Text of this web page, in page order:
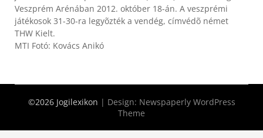
Veszprém Arénában 2012. október 18-án. A veszprémi
játékosok 31-30-ra legyõzték a vendég, címvédõ német
THW Kielt.
MTI Fotó: Kovács Anikó
©2026 Jogilexikon | Design: Newspaperly WordPress
Theme